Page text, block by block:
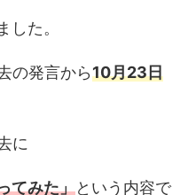
した。
の発言から10月23日
に
てみた」という内容で